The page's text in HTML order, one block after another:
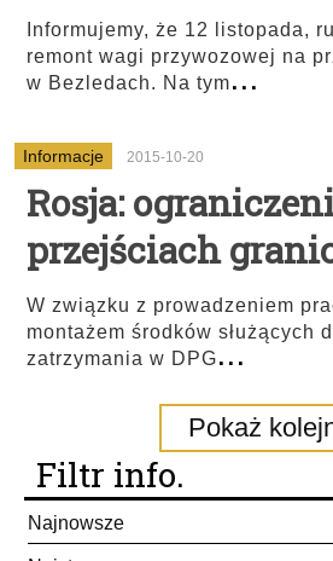
Informujemy, że 12 listopada,
remont wagi przywozowej na
w Bezledach. Na tym...
Informacje 2015-10-20
Rosja:
przejściach
W związku z prowadzeniem
montażem środków służących
zatrzymania w DPG...
Pokaż
Filtr info.
Najnowsze